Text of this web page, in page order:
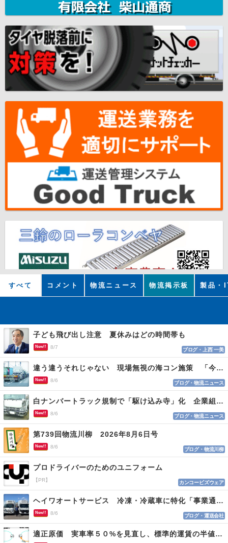
すべて コメント 物流ニュース 物流掲示板 製品・
子ども飛び出し注意 夏休みはどの時間帯も
New!! 8/7 ブログ・上西 一美
違う違うそれじゃない 現場無視の海コン施策 「今でも平均２～３時間は待つ」
New!! 8/6 ブログ・物流ニュース
白ナンバートラック規制で「駆け込み寺」化 企業組合が入会基準を見直しへ
New!! 8/6 ブログ・物流ニュース
第739回物流川柳 2026年8月6日号
New!! 8/6 ブログ・物流川柳
プロドライバーのためのユニフォーム
【PR】 カンコービズウェア
ヘイワオートサービス 冷凍・冷蔵車に特化「事業通じ貢献目指す」
New!! 8/6 ブログ・運送会社
適正原価 実車率５０%を見直し、標準的運賃の半値の恐れも